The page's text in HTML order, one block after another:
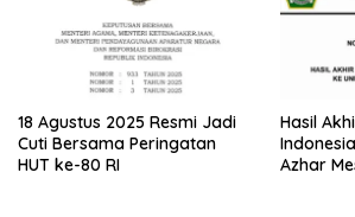
18 Agustus 2025 Resmi Jadi
Cuti Bersama Peringatan
HUT ke-80 RI
Hasil
Azhar